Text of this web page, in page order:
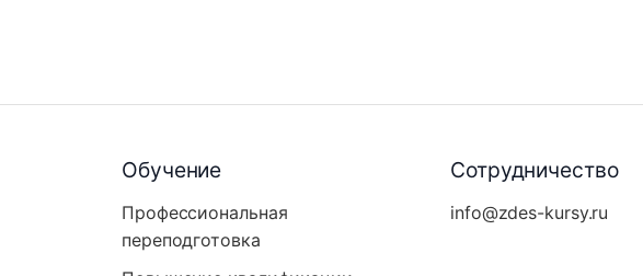
Обучение
Профессиональная
переподготовка
Сотрудничество
info@zdes-kursy.ru